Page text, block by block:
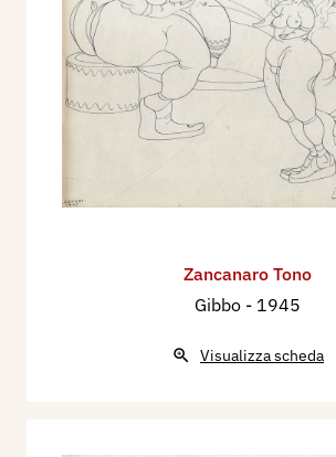
Zancanaro Tono
Gibbo - 1945
Visualizza scheda